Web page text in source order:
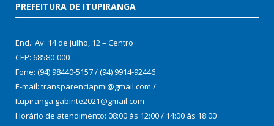
PREFEITURA DE ITUPIRANGA
End.: Av. 14 de julho, 12 – Centro
CEP: 68580-000
Fone: (94) 98440-5157 / (94) 9914-92446
E-mail: transparenciapmi@gmail.com /
Itupiranga.gabinte2021@gmail.com
Horário de atendimento: 08:00 às 12:00 / 14:00 às 18:00